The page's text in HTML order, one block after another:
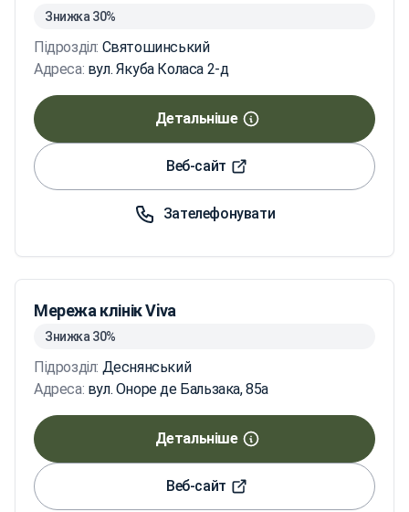
Знижка 30%
Підрозділ: Святошинський
Адреса: вул. Якуба Коласа 2-д
Детальніше
Веб-сайт
Зателефонувати
Мережа клінік Viva
Знижка 30%
Підрозділ: Деснянський
Адреса: вул. Оноре де Бальзака, 85а
Детальніше
Веб-сайт